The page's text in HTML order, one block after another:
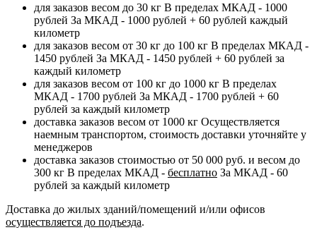
для заказов весом до 30 кг В пределах МКАД - 1000
рублей За МКАД - 1000 рублей + 60 рублей каждый
километр
для заказов весом от 30 кг до 100 кг В пределах МКАД -
1450 рублей За МКАД - 1450 рублей + 60 рублей за
каждый километр
для заказов весом от 100 кг до 1000 кг В пределах
МКАД - 1700 рублей За МКАД - 1700 рублей + 60
рублей за каждый километр
доставка заказов весом от 1000 кг Осуществляется
наемным транспортом, стоимость доставки уточняйте у
менеджеров
доставка заказов стоимостью от 50 000 руб. и весом до
300 кг В пределах МКАД - бесплатно За МКАД - 60
рублей за каждый километр
Доставка до жилых зданий/помещений и/или офисов
осуществляется до подъезда.